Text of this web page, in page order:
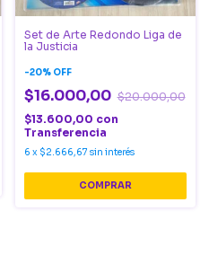
Set de Arte Redondo Liga de
la Justicia
-20% OFF
$16.000,00 $20.000,00
$13.600,00 con
Transferencia
6 x $2.666,67 sin interés